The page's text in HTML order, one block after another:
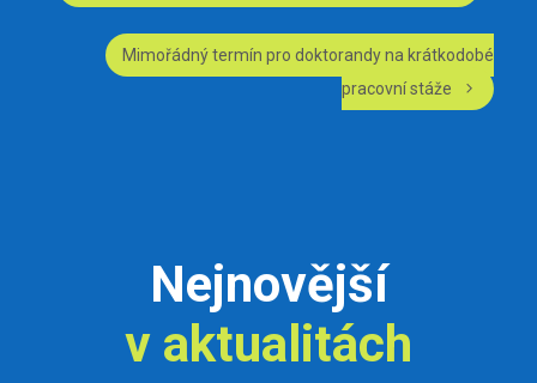
příspěvků
Mimořádný termín pro doktorandy na krátkodobé
pracovní stáže
Nejnovější
v aktualitách